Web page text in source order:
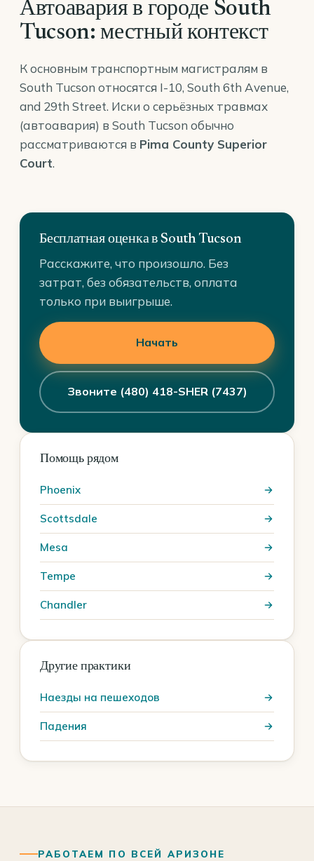
Автоавария в городе South
Tucson: местный контекст
К основным транспортным магистралям в
South Tucson относятся I-10, South 6th Avenue,
and 29th Street. Иски о серьёзных травмах
(автоавария) в South Tucson обычно
рассматриваются в Pima County Superior
Court.
Бесплатная оценка в South Tucson
Расскажите, что произошло. Без
затрат, без обязательств, оплата
только при выигрыше.
Начать
Звоните (480) 418-SHER (7437)
Помощь рядом
Phoenix
Scottsdale
Mesa
Tempe
Chandler
Другие практики
Наезды на пешеходов
Падения
РАБОТАЕМ ПО ВСЕЙ АРИЗОНЕ